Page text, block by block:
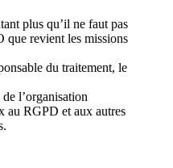
plus qu’il ne faut pas
que revient les missions
du traitement, le
l’organisation
au RGPD et aux autres